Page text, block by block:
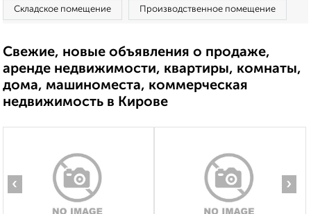
Складское помещение Производственное помещение
Свежие, новые объявления о продаже,
аренде недвижимости, квартиры, комнаты,
дома, машиноместа, коммерческая
недвижимость в Кирове
‹ ›